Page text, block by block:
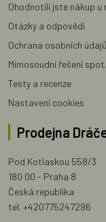
Ohodnotili jste nákup u
Otázky a odpovědi
Ochrana osobních údajů
Mimosoudní řešení
Testy a recenze
Nastavení cookies
Prodejna
Pod Kotlaskou 558/3
180 00 - Praha 8
Česká republika
tel. +420775247296